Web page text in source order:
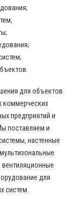
для объектов
коммерческих
предприятий и
поставляем и
настенные
вентиляционные
для
систем.